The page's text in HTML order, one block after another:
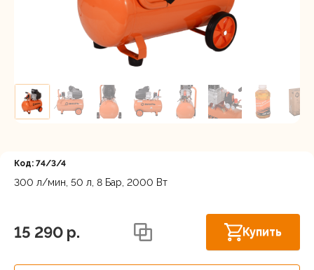
Код: 74/3/4
300 л/мин, 50 л, 8 Бар, 2000 Вт
15 290 p. Купить
Регистрация